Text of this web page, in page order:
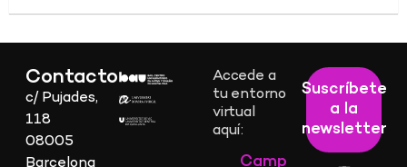
Contacto
c/ Pujades,
118
08005
Accede a
tu entorno
virtual
aquí:
Camp
Suscríbete
a la
newsletter